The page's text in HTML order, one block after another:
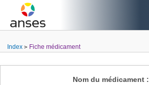
Index Fiche médicament
Nom du médicament :